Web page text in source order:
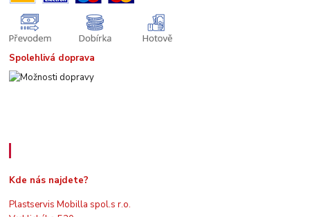
Spolehlivá doprava
Kde nás najdete?
Plastservis Mobilla spol.s r.o.